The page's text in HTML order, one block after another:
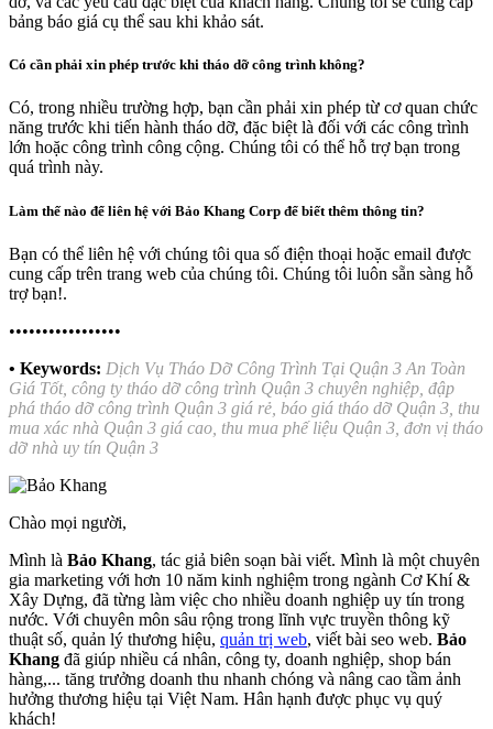
bảng báo giá cụ thể sau khi khảo sát.
Có cần phải xin phép trước khi tháo dỡ công trình không?
Có, trong nhiều trường hợp, bạn cần phải xin phép từ cơ quan chức
năng trước khi tiến hành tháo dỡ, đặc biệt là đối với các công trình
lớn hoặc công trình công cộng. Chúng tôi có thể hỗ trợ bạn trong
quá trình này.
Làm thế nào để liên hệ với Bảo Khang Corp để biết thêm thông tin?
Bạn có thể liên hệ với chúng tôi qua số điện thoại hoặc email được
cung cấp trên trang web của chúng tôi. Chúng tôi luôn sẵn sàng hỗ
trợ bạn!.
•••••••••••••••••
• Keywords: Dịch Vụ Tháo Dỡ Công Trình Tại Quận 3 An Toàn
Giá Tốt, công ty tháo dỡ công trình Quận 3 chuyên nghiệp, đập
phá tháo dỡ công trình Quận 3 giá rẻ, báo giá tháo dỡ Quận 3, thu
mua xác nhà Quận 3 giá cao, thu mua phế liệu Quận 3, đơn vị tháo
dỡ nhà uy tín Quận 3
Chào mọi người,
Mình là Bảo Khang, tác giả biên soạn bài viết. Mình là một chuyên
gia marketing với hơn 10 năm kinh nghiệm trong ngành Cơ Khí &
Xây Dựng, đã từng làm việc cho nhiều doanh nghiệp uy tín trong
nước. Với chuyên môn sâu rộng trong lĩnh vực truyền thông kỹ
thuật số, quản lý thương hiệu, quản trị web, viết bài seo web. Bảo
Khang đã giúp nhiều cá nhân, công ty, doanh nghiệp, shop bán
hàng,... tăng trưởng doanh thu nhanh chóng và nâng cao tầm ảnh
hưởng thương hiệu tại Việt Nam. Hân hạnh được phục vụ quý
khách!